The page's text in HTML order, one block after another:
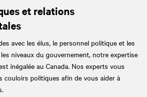
et relations
avec les élus, le personnel politique et les
niveaux du gouvernement, notre expertise
inégalée au Canada. Nos experts vous
couloirs politiques afin de vous aider à